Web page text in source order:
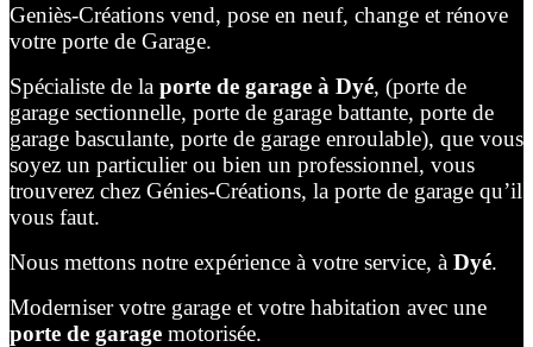
Geniès-Créations vend, pose en neuf, change et rénove
votre porte de Garage.
Spécialiste de la porte de garage à Dyé, (porte de
garage sectionnelle, porte de garage battante, porte de
garage basculante, porte de garage enroulable), que vous
soyez un particulier ou bien un professionnel, vous
trouverez chez Génies-Créations, la porte de garage qu’il
vous faut.
Nous mettons notre expérience à votre service, à Dyé.
Moderniser votre garage et votre habitation avec une
porte de garage motorisée.